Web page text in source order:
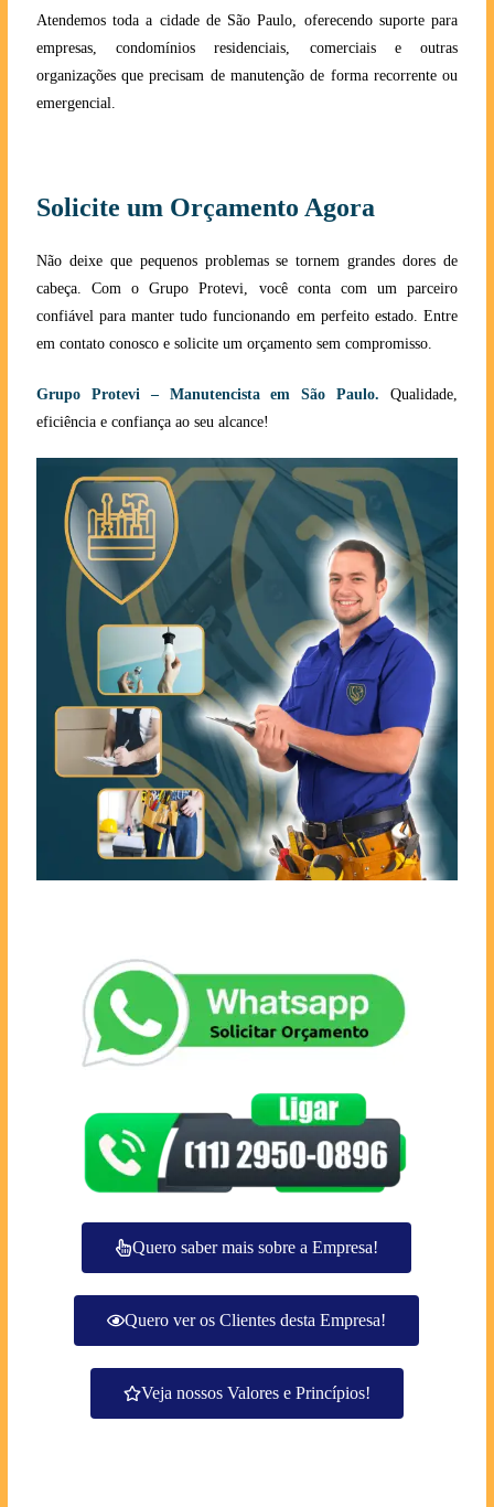
Atendemos toda a cidade de São Paulo, oferecendo suporte para
empresas, condomínios residenciais, comerciais e outras
organizações que precisam de manutenção de forma recorrente ou
emergencial.
Solicite um Orçamento Agora
Não deixe que pequenos problemas se tornem grandes dores de
cabeça. Com o Grupo Protevi, você conta com um parceiro
confiável para manter tudo funcionando em perfeito estado. Entre
em contato conosco e solicite um orçamento sem compromisso.
Grupo Protevi – Manutencista em São Paulo.
Qualidade,
eficiência e confiança ao seu alcance!
Quero saber mais sobre a Empresa!
Quero ver os Clientes desta Empresa!
Veja nossos Valores e Princípios!